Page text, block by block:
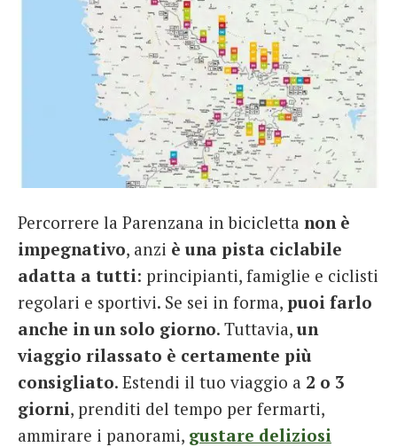
Percorrere la Parenzana in bicicletta non è
impegnativo, anzi è una pista ciclabile
adatta a tutti: principianti, famiglie e ciclisti
regolari e sportivi. Se sei in forma, puoi farlo
anche in un solo giorno. Tuttavia, un
viaggio rilassato è certamente più
consigliato. Estendi il tuo viaggio a 2 o 3
giorni, prenditi del tempo per fermarti,
ammirare i panorami, gustare deliziosi